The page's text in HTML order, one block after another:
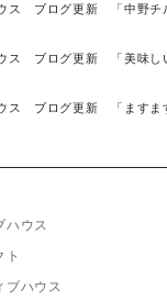
ス ブログ更新 「中野チ
ス ブログ更新 「美味し
ス ブログ更新 「ますま
ハウス
ト
ブハウス